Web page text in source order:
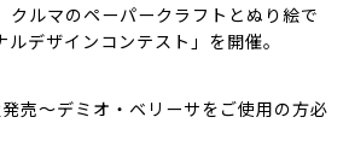
ルマのペーパークラフトとぬり絵で
ルデザインコンテスト」を開催。
売～デミオ・ベリーサをご使用の方必